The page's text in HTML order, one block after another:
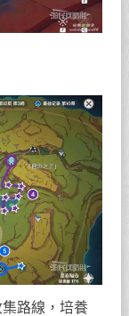
路線，培養